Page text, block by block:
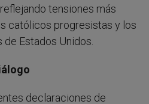
tensiones más
católicos progresistas y los
Estados Unidos.
declaraciones de